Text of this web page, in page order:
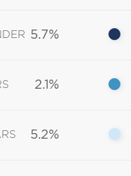
5.7%
2.1%
5.2%